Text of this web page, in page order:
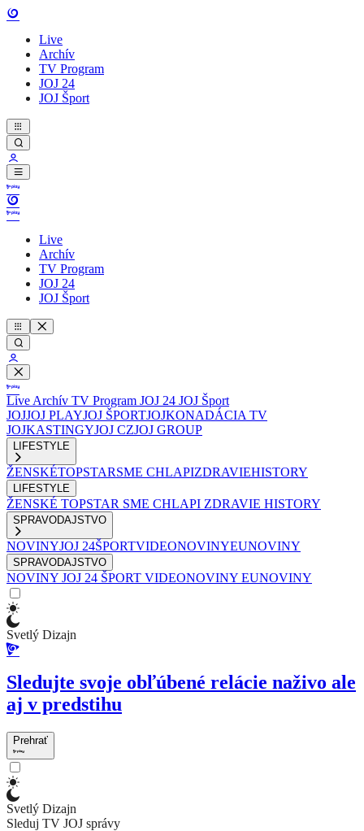
Live
Archív
TV Program
JOJ 24
JOJ Šport
Live
Archív
TV Program
JOJ 24
JOJ Šport
Live Archív TV Program JOJ 24 JOJ Šport
JOJJOJ PLAYJOJ ŠPORTJOJKONADÁCIA TV
JOJKASTINGYJOJ CZJOJ GROUP
LIFESTYLE
ŽENSKÉTOPSTARSME CHLAPIZDRAVIEHISTORY
LIFESTYLE
ŽENSKÉ TOPSTAR SME CHLAPI ZDRAVIE HISTORY
SPRAVODAJSTVO
NOVINYJOJ 24ŠPORTVIDEONOVINYEUNOVINY
SPRAVODAJSTVO
NOVINY JOJ 24 ŠPORT VIDEONOVINY EUNOVINY
Svetlý Dizajn
Sledujte svoje obľúbené relácie naživo ale
aj v predstihu
Prehrať
Svetlý Dizajn
Sleduj TV JOJ správy